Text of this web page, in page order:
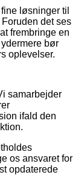
løsninger til
det ses
frembringe en
bør
oplevelser.
samarbejder
ifald den
os ansvaret for
opdaterede